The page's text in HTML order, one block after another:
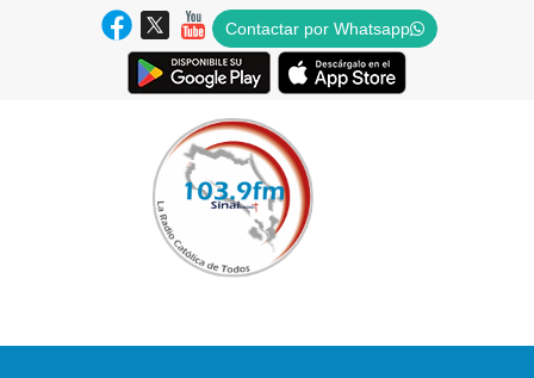
Contactar por Whatsapp